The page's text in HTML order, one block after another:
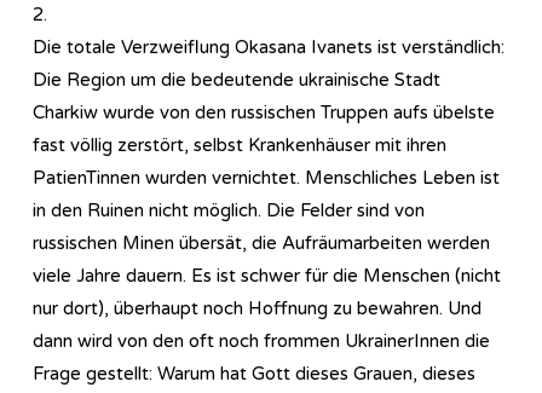
2.
Die totale Verzweiflung Okasana Ivanets ist verständlich:
Die Region um die bedeutende ukrainische Stadt
Charkiw wurde von den russischen Truppen aufs übelste
fast völlig zerstört, selbst Krankenhäuser mit ihren
PatienTinnen wurden vernichtet. Menschliches Leben ist
in den Ruinen nicht möglich. Die Felder sind von
russischen Minen übersät, die Aufräumarbeiten werden
viele Jahre dauern. Es ist schwer für die Menschen (nicht
nur dort), überhaupt noch Hoffnung zu bewahren. Und
dann wird von den oft noch frommen UkrainerInnen die
Frage gestellt: Warum hat Gott dieses Grauen, dieses